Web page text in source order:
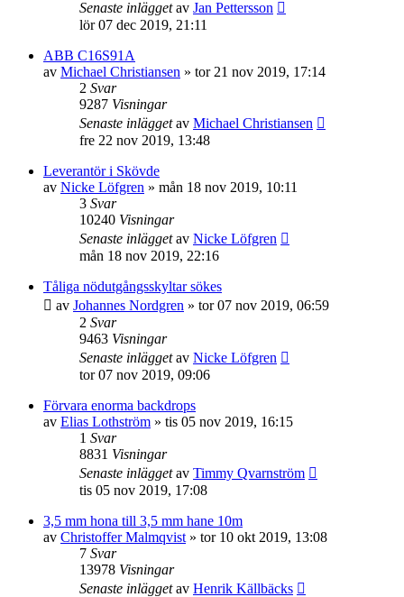
Senaste inläggetav Jan Pettersson
lör 07 dec 2019, 21:11
ABB C16S91A
av Michael Christiansen » tor 21 nov 2019, 17:14
2 Svar
9287 Visningar
Senaste inläggetav Michael Christiansen
fre 22 nov 2019, 13:48
Leverantör i Skövde
av Nicke Löfgren » mån 18 nov 2019, 10:11
3 Svar
10240 Visningar
Senaste inläggetav Nicke Löfgren
mån 18 nov 2019, 22:16
Tåliga nödutgångsskyltar sökes
av Johannes Nordgren » tor 07 nov 2019, 06:59
2 Svar
9463 Visningar
Senaste inläggetav Nicke Löfgren
tor 07 nov 2019, 09:06
Förvara enorma backdrops
av Elias Lothström » tis 05 nov 2019, 16:15
1 Svar
8831 Visningar
Senaste inläggetav Timmy Qvarnström
tis 05 nov 2019, 17:08
3,5 mm hona till 3,5 mm hane 10m
av Christoffer Malmqvist » tor 10 okt 2019, 13:08
7 Svar
13978 Visningar
Senaste inläggetav Henrik Källbäcks